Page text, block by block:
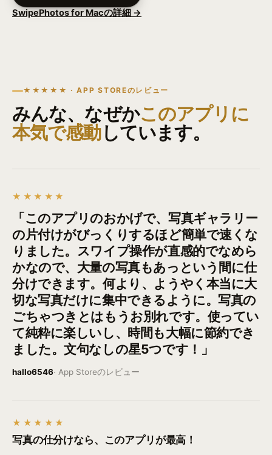
SwipePhotos for Macの詳細 →
★★★★★ · APP STOREのレビュー
みんな、なぜかこのアプリに
本気で感動しています。
★★★★★
「このアプリのおかげで、写真ギャラリー
の片付けがびっくりするほど簡単で速くな
りました。スワイプ操作が直感的でなめら
かなので、大量の写真もあっという間に仕
分けできます。何より、ようやく本当に大
切な写真だけに集中できるように。写真の
ごちゃつきとはもうお別れです。使ってい
て純粋に楽しいし、時間も大幅に節約でき
ました。文句なしの星5つです！」
hallo6546· App Storeのレビュー
★★★★★
写真の仕分けなら、このアプリが最高！